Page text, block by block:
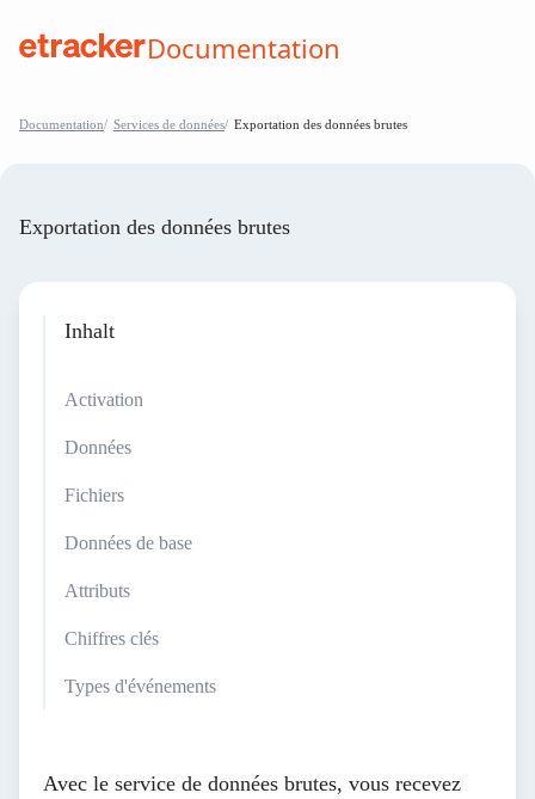
Documentation
Documentation Services de données Exportation des données brutes
Exportation des données brutes
Inhalt
Activation
Données
Fichiers
Données de base
Attributs
Chiffres clés
Types d'événements
Avec le service de données brutes, vous recevez